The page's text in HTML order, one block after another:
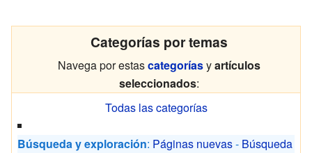
Categorías por temas
Navega por estascategoríasyartículos
seleccionados:
Todas las categorías
Búsqueda y exploración: Páginas nuevas- Búsqueda